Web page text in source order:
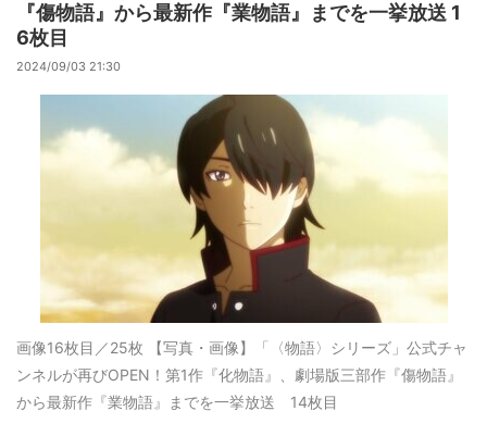
『傷物語』から最新作『業物語』までを一挙放送 1
6枚目
2024/09/03 21:30
画像16枚目／25枚 【写真・画像】「〈物語〉シリーズ」公式チャ
ンネルが再びOPEN！第1作『化物語』、劇場版三部作『傷物語』
から最新作『業物語』までを一挙放送 14枚目